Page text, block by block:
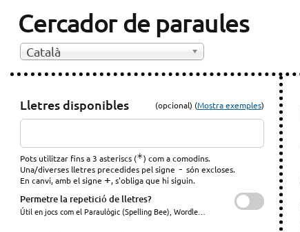
Cercador de paraules
Català
Lletres disponibles (opcional) (Mostra exemples)
Pots utilitzar fins a 3 asteriscs (*) com a comodins.
Una/diverses lletres precedides pel signe - són excloses.
En canvi, amb el signe+, s'obliga que hi siguin.
Permetre la repetició de lletres?
Útil en jocs com el Paraulògic (Spelling Bee), Wordle…